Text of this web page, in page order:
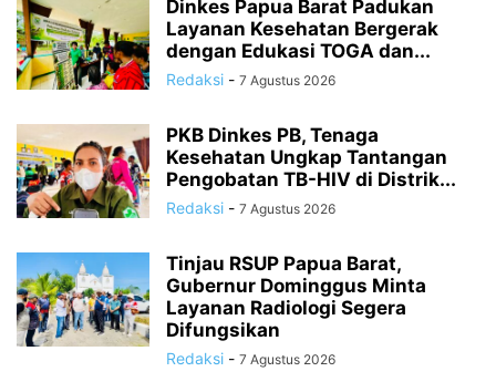
Dinkes Papua Barat Padukan
Layanan Kesehatan Bergerak
dengan Edukasi TOGA dan...
Redaksi - 7 Agustus 2026
PKB Dinkes PB, Tenaga
Kesehatan Ungkap Tantangan
Pengobatan TB-HIV di Distrik...
Redaksi - 7 Agustus 2026
Tinjau RSUP Papua Barat,
Gubernur Dominggus Minta
Layanan Radiologi Segera
Difungsikan
Redaksi - 7 Agustus 2026